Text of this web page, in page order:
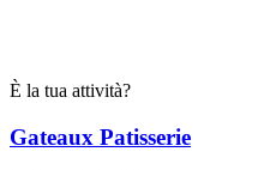
È la tua attività?
Gateaux Patisserie